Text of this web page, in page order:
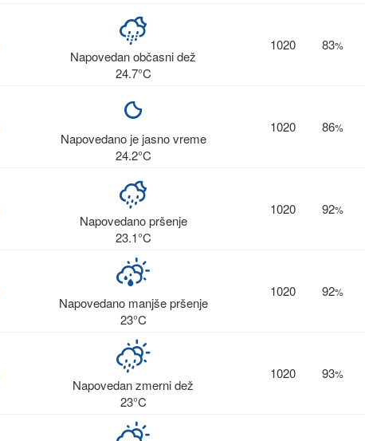
Napovedan občasni dež
24.7°C
1020 83%
Napovedano je jasno vreme
24.2°C
1020 86%
Napovedano pršenje
23.1°C
1020 92%
Napovedano manjše pršenje
23°C
1020 92%
Napovedan zmerni dež
23°C
1020 93%